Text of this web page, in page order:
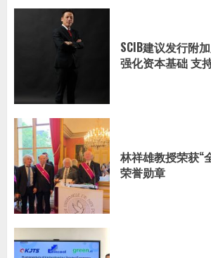
SCIB建议发行附
强化资本基础 支
林祥雄教授荣获“
荣誉勋章